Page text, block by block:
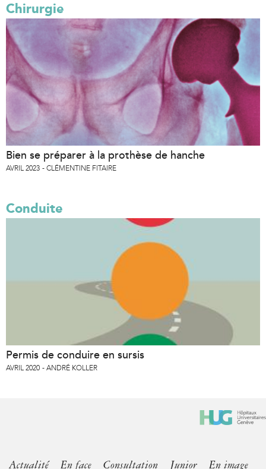
Chirurgie
Bien se préparer à la prothèse de hanche
AVRIL 2023 CLÉMENTINE FITAIRE
Conduite
Permis de conduire en sursis
AVRIL 2020 ANDRÉ KOLLER
Actualité En face Consultation Junior En image